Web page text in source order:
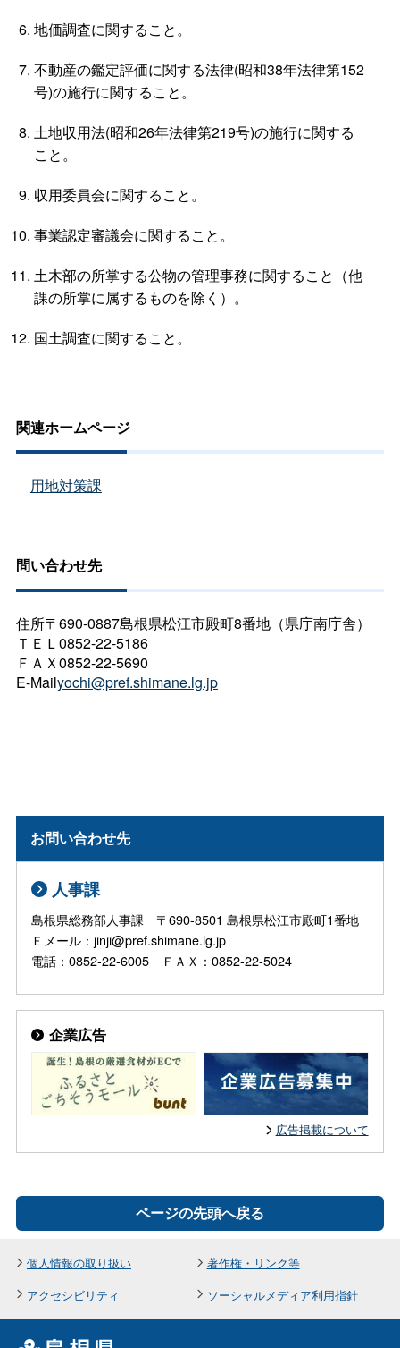
地価調査に関すること。
不動産の鑑定評価に関する法律(昭和38年法律第152
号)の施行に関すること。
土地収用法(昭和26年法律第219号)の施行に関する
こと。
収用委員会に関すること。
事業認定審議会に関すること。
土木部の所掌する公物の管理事務に関すること（他
課の所掌に属するものを除く）。
国土調査に関すること。
関連ホームページ
用地対策課
問い合わせ先
住所〒690-0887島根県松江市殿町8番地（県庁南庁舎）
ＴＥＬ0852-22-5186
ＦＡＸ0852-22-5690
E-Mailyochi@pref.shimane.lg.jp
お問い合わせ先
人事課
島根県総務部人事課 〒690-8501 島根県松江市殿町1番地
Ｅメール：jinji@pref.shimane.lg.jp
電話：0852-22-6005 ＦＡＸ：0852-22-5024
企業広告
広告掲載について
ページの先頭へ戻る
個人情報の取り扱い
著作権・リンク等
アクセシビリティ
ソーシャルメディア利用指針